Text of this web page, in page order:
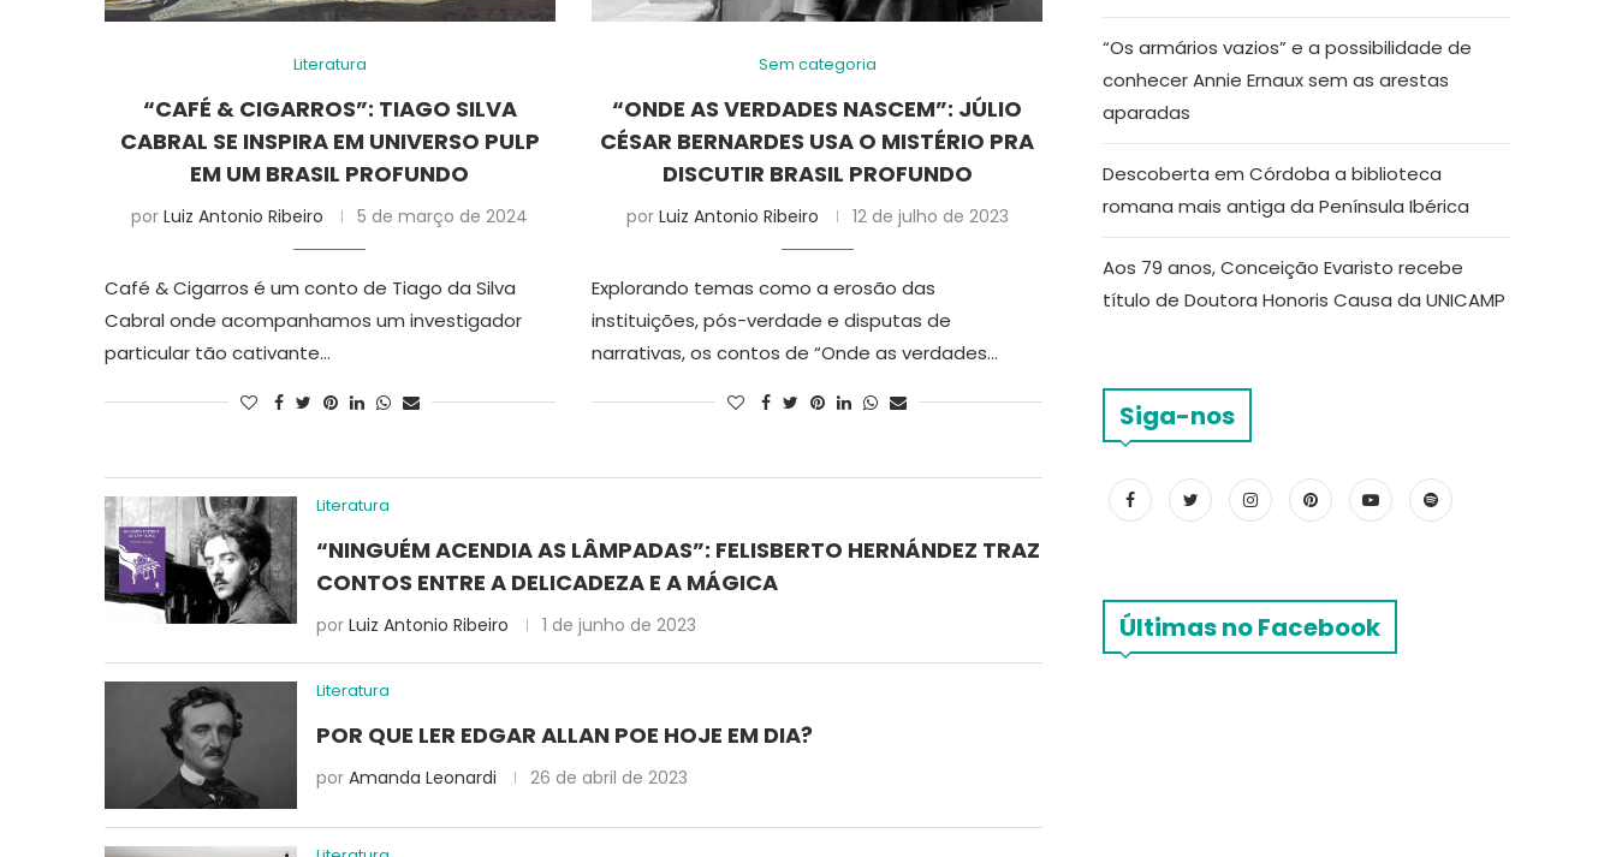
Literatura
“CAFÉ & CIGARROS”: TIAGO SILVA
CABRAL SE INSPIRA EM UNIVERSO PULP
EM UM BRASIL PROFUNDO
porLuiz Antonio Ribeiro 5 de março de 2024
Café & Cigarros é um conto de Tiago da Silva
Cabral onde acompanhamos um investigador
particular tão cativante…
Sem categoria
“ONDE AS VERDADES NASCEM”: JÚLIO
CÉSAR BERNARDES USA O MISTÉRIO PRA
DISCUTIR BRASIL PROFUNDO
por Luiz Antonio Ribeiro 12 de julho de 2023
Explorando temas como a erosão das
instituições, pós-verdade e disputas de
narrativas, os contos de “Onde as verdades…
Literatura
“NINGUÉM ACENDIA AS LÂMPADAS”: FELISBERTO HERNÁNDEZ TRAZ
CONTOS ENTRE A DELICADEZA E A MÁGICA
por Luiz Antonio Ribeiro 1 de junho de 2023
Literatura
POR QUE LER EDGAR ALLAN POE HOJE EM DIA?
por Amanda Leonardi 26 de abril de 2023
“Os armários vazios” e a possibilidade de
conhecer Annie Ernaux sem as arestas
aparadas
Descoberta em Córdoba a biblioteca
romana mais antiga da Península Ibérica
Aos 79 anos, Conceição Evaristo recebe
título de Doutora Honoris Causa da UNICAMP
Siga-nos
Últimas no Facebook